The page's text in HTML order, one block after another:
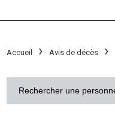
Accueil Avis de décès